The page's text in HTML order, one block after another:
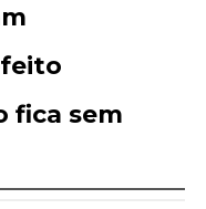
fica sem